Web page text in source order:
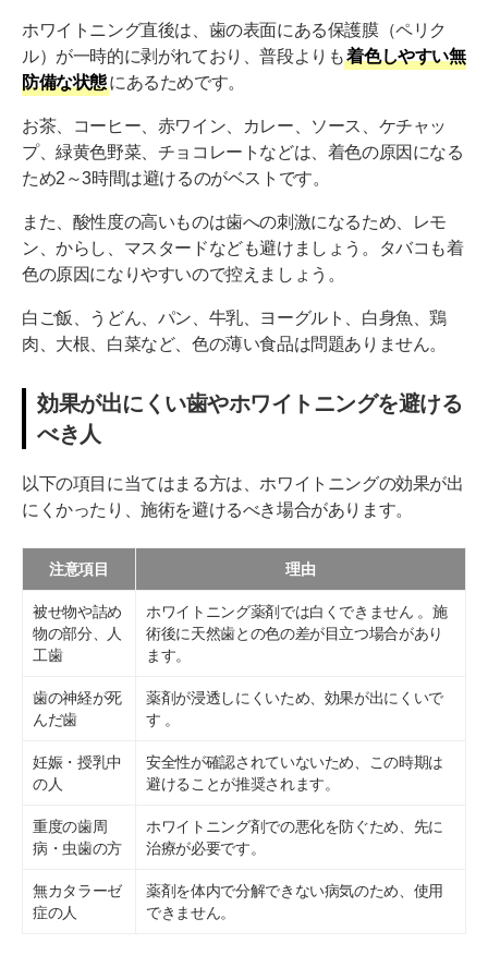
ホワイトニング直後は、歯の表面にある保護膜（ペリク
ル）が一時的に剥がれており、普段よりも 着色しやすい無
防備な状態にあるためです。
お茶、コーヒー、赤ワイン、カレー、ソース、ケチャッ
プ、緑黄色野菜、チョコレートなどは、着色の原因になる
ため2～3時間は避けるのがベストです。
また、酸性度の高いものは歯への刺激になるため、レモ
ン、からし、マスタードなども避けましょう。タバコも着
色の原因になりやすいので控えましょう。
白ご飯、うどん、パン、牛乳、ヨーグルト、白身魚、鶏
肉、大根、白菜など、色の薄い食品は問題ありません。
効果が出にくい歯やホワイトニングを避ける
べき人
以下の項目に当てはまる方は、ホワイトニングの効果が出
にくかったり、施術を避けるべき場合があります。
注意項目 理由
被せ物や詰め
物の部分、人
工歯
ホワイトニング薬剤では白くできません 。施
術後に天然歯との色の差が目立つ場合があり
ます。
歯の神経が死
んだ歯
薬剤が浸透しにくいため、効果が出にくいで
す 。
妊娠・授乳中
の人
安全性が確認されていないため、この時期は
避けることが推奨されます。
重度の歯周
病・虫歯の方
ホワイトニング剤での悪化を防ぐため、先に
治療が必要です。
無カタラーゼ
症の人
薬剤を体内で分解できない病気のため、使用
できません。